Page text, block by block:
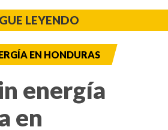
LEYENDO
EN HONDURAS
energía
en